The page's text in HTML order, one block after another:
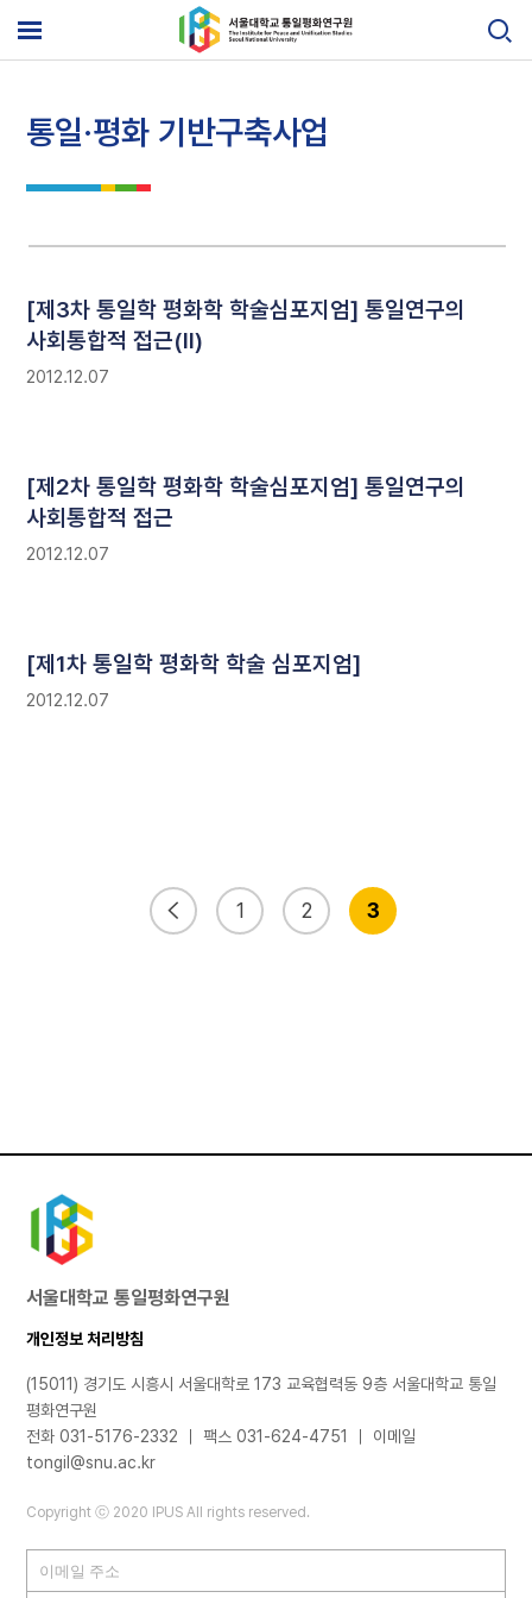
to
content
기
통일·평화 기반구축사업
[제3차 통일학 평화학 학술심포지엄] 통일연구의
사회통합적 접근(II)
2012.12.07
[제2차 통일학 평화학 학술심포지엄] 통일연구의
사회통합적 접근
2012.12.07
[제1차 통일학 평화학 학술 심포지엄]
2012.12.07
1 2 3
서울대학교 통일평화연구원
개인정보 처리방침
(15011) 경기도 시흥시 서울대학로 173 교육협력동 9층 서울대학교 통일
평화연구원
전화 031-5176-2332 ｜ 팩스 031-624-4751 ｜ 이메일
tongil@snu.ac.kr
Copyright ⓒ 2020 IPUS All rights reserved.